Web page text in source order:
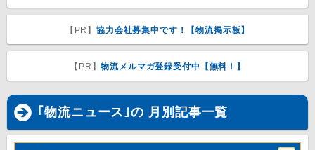
【PR】協力会社募集中です！【物流掲示板】
【PR】物流メルマガ登録受付中【無料！】
｢物流ニュース｣の 月別記事一覧